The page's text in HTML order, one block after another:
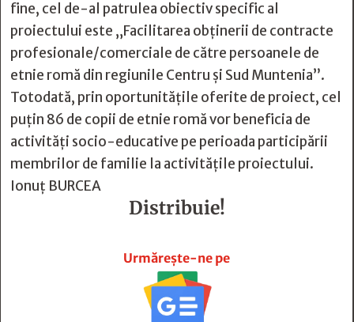
fine, cel de-al patrulea obiectiv specific al
proiectului este „Facilitarea obţinerii de contracte
profesionale/comerciale de către persoanele de
etnie romă din regiunile Centru şi Sud Muntenia”.
Totodată, prin oportunităţile oferite de proiect, cel
puţin 86 de copii de etnie romă vor beneficia de
activităţi socio-educative pe perioada participării
membrilor de familie la activităţile proiectului.
Ionuţ BURCEA
Distribuie!
Urmărește-ne pe